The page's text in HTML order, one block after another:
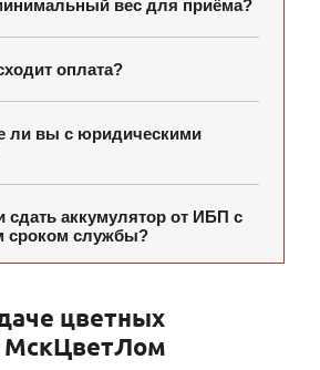
вес для приёма?
оплата?
ли вы с юридическими
аккумулятор от ИБП с
сроком службы?
цветных
МскЦветЛом